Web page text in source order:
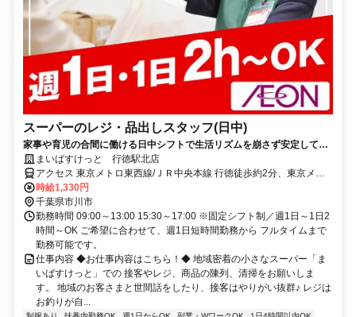
スーパーのレジ・品出しスタッフ(日中)
家事や育児の合間に働ける日中シフトで生活リズムを崩さず安定して働
きませんか？レジや品出しなど基本業務からスタートできるのでブラン
クがある方や未経験の方も安心！
まいばすけっと 行徳駅北店
アクセス 東京メトロ東西線/ＪＲ中央本線 行徳徒歩約2分、東京メト
ロ東西線/ＪＲ中央本線 妙典北口徒歩約18分、東京メトロ東西線/ＪＲ
中央本線 南行徳北口徒歩約23分 ★週1日～OK ★日祝時給50円UP
時給1,330円
千葉県市川市
勤務時間 09:00～13:00 15:30～17:00 ※固定シフト制／週1日～1日2
時間～OK ご希望に合わせて、週1日短時間勤務から フルタイムまで
勤務可能です。
仕事内容 ◆お仕事内容はこちら！◆ 地域密着の小さなスーパー「ま
いばすけっと」での 接客やレジ、商品の陳列、清掃をお願いしま
す。 地域のお客さまと世間話をしたり、接客はやりがい抜群♪ レジは
お釣りが自...